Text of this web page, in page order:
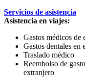
Servicios de asistencia
Asistencia en viajes:
Gastos médicos de
Gastos dentales en
Traslado médico
Reembolso de
extranjero